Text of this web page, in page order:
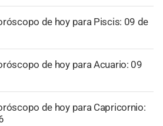
de hoy para Piscis: 09 de
de hoy para Acuario: 09
de hoy para Capricornio: